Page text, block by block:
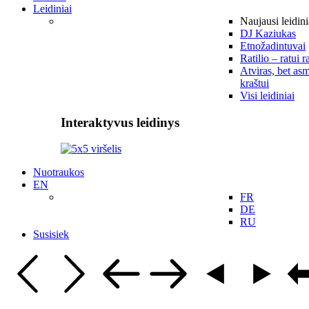
Leidiniai
Naujausi
DJ Kaziukas
Etnožadintuvai
Ratilio – ratui
Atviras, bet
kraštui
Visi leidiniai
Interaktyvus leidinys
Nuotraukos
EN
FR
DE
RU
Susisiek